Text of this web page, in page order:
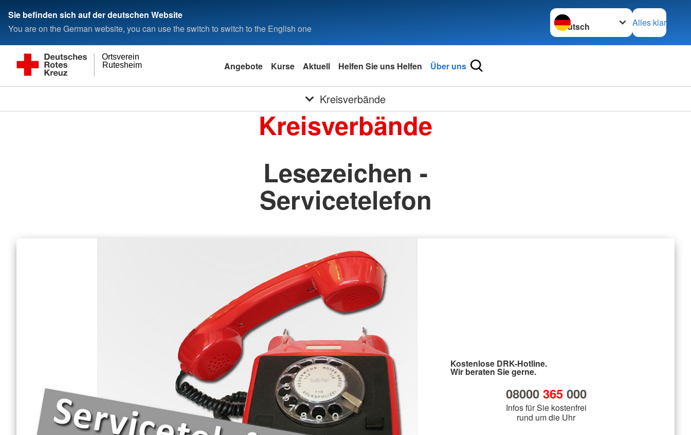
Sie befinden sich auf der deutschen Website
You are on the German website, you can use the switch to switch to the English one
Sprache wechseln zu
Alles klar
Rutesheim
Ortsverein
Angebote Kurse Aktuell Helfen Sie uns Helfen Über uns
Kreisverbände
Kreisverbände
Lesezeichen -
Servicetelefon
Kostenlose DRK-Hotline.
Wir beraten Sie gerne.
08000 365000
Infos für Sie kostenfrei
rund um die Uhr